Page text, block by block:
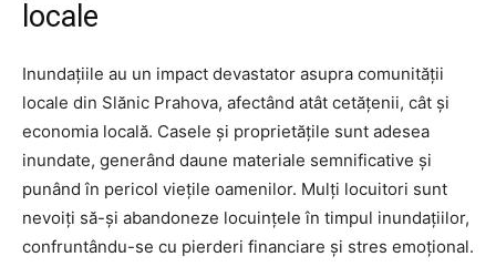
locale
Inundațiile au un impact devastator asupra comunității
locale din Slănic Prahova, afectând atât cetățenii, cât și
economia locală. Casele și proprietățile sunt adesea
inundate, generând daune materiale semnificative și
punând în pericol viețile oamenilor. Mulți locuitori sunt
nevoiți să-și abandoneze locuințele în timpul inundațiilor,
confruntându-se cu pierderi financiare și stres emoțional.